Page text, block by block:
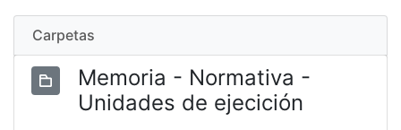
Carpetas
Memoria - Normativa -
Unidades de ejecición